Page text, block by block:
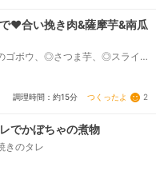
❤合い挽き肉&薩摩芋&南瓜
ゴボウ、◎さつま芋、◎スライス
合い挽き肉、☆水、☆和風だ
調理時間：約15分 つくったよ 2
でかぼちゃの煮物
きのタレ